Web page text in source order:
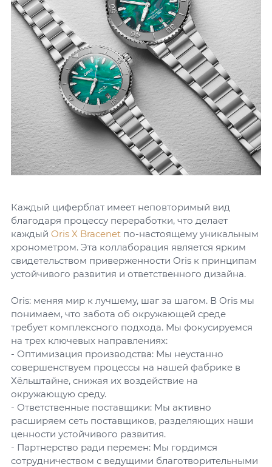
Каждый циферблат имеет неповторимый вид
благодаря процессу переработки, что делает
каждый Oris X Bracenet по-настоящему уникальным
хронометром. Эта коллаборация является ярким
свидетельством приверженности Oris к принципам
устойчивого развития и ответственного дизайна.
Oris: меняя мир к лучшему, шаг за шагом. В Oris мы
понимаем, что забота об окружающей среде
требует комплексного подхода. Мы фокусируемся
на трех ключевых направлениях:
- Оптимизация производства: Мы неустанно
совершенствуем процессы на нашей фабрике в
Хёльштайне, снижая их воздействие на
окружающую среду.
- Ответственные поставщики: Мы активно
расширяем сеть поставщиков, разделяющих наши
ценности устойчивого развития.
- Партнерство ради перемен: Мы гордимся
сотрудничеством с ведущими благотворительными